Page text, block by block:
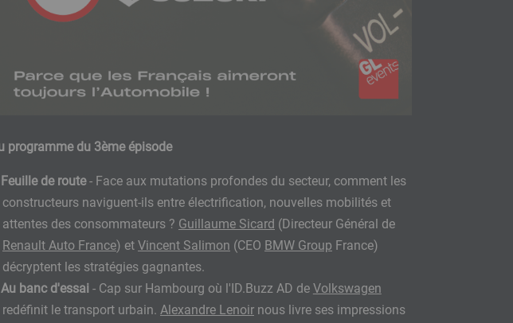
programme du 3ème épisode
Feuille de route- Face aux mutations profondes du secteur, comment les
constructeurs naviguent-ils entre électrification, nouvelles mobilités et
attentes des consommateurs ? Guillaume Sicard (Directeur Général de
Renault Auto France) et Vincent Salimon (CEO BMW Group France)
décryptent les stratégies gagnantes.
Au banc d'essai- Cap sur Hambourg où l'ID.Buzz AD de Volkswagen
redéfinit le transport urbain. Alexandre Lenoir nous livre ses impressions